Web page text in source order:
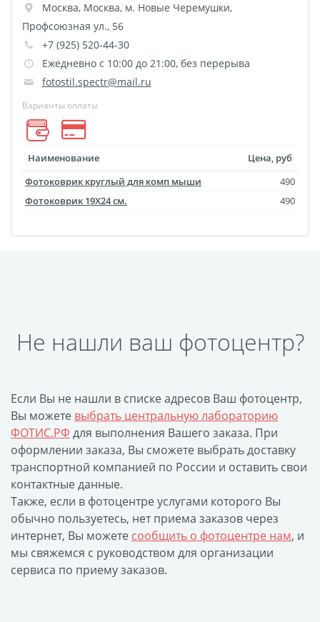
Календарь настольный
домик
Календари настенные с
блоком
Елочный шарик
(новогод. игрушки)
Календарь карманный
Письмо от Деда Мороза
Таблички на
автомобиль
Фотокамни
Грамоты и дипломы
Прикольные принты
Фотокристаллы
УФ печать на чехлах
Открытки и
приглашения
Рамки и шары водяные
Фотокарточки
Домовые таблички
Наклейки и стикеры
Москва, Москва, м. Новые Черемушки,
Профсоюзная ул., 56
+7 (925) 520-44-30
Ежедневно с 10:00 до 21:00, без перерыва
fotostil.spectr@mail.ru
Варианты оплаты
Наименование
Цена, руб
Фотоковрик круглый для комп мыши
490
Фотоковрик 19X24 см.
490
Не нашли ваш фотоцентр?
Если Вы не нашли в списке адресов Ваш фотоцентр,
Вы можете выбрать центральную лабораторию
ФОТИС.РФ для выполнения Вашего заказа. При
оформлении заказа, Вы сможете выбрать доставку
транспортной компанией по России и оставить свои
контактные данные.
Также, если в фотоцентре услугами которого Вы
обычно пользуетесь, нет приема заказов через
интернет, Вы можете сообщить о фотоцентре нам, и
мы свяжемся с руководством для организации
сервиса по приему заказов.